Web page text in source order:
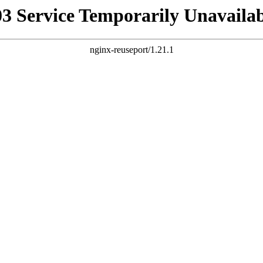
Service Temporarily
nginx-reuseport/1.21.1